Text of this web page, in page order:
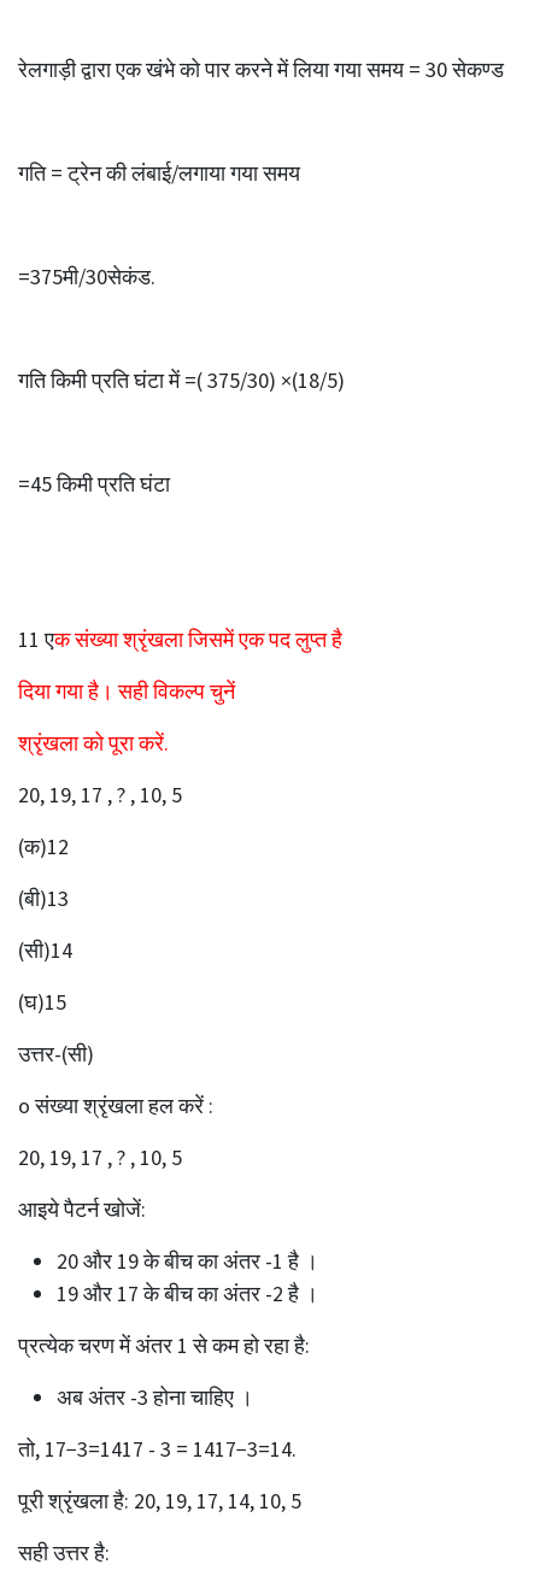
रेलगाड़ी द्वारा एक खंभे को पार करने में लिया गया समय = 30 सेकण्ड
गति = ट्रेन की लंबाई/लगाया गया समय
=375मी/30सेकंड.
गति किमी प्रति घंटा में =( 375/30) ×(18/5)
=45 किमी प्रति घंटा
11 एक संख्या श्रृंखला जिसमें एक पद लुप्त है
दिया गया है। सही विकल्प चुनें
श्रृंखला को पूरा करें.
20, 19, 17 , ? , 10, 5
(क)12
(बी)13
(सी)14
(घ)15
उत्तर-(सी)
o संख्या श्रृंखला हल करें :
20, 19, 17 , ? , 10, 5
आइये पैटर्न खोजें:
20 और 19 के बीच का अंतर -1 है ।
19 और 17 के बीच का अंतर -2 है ।
प्रत्येक चरण में अंतर 1 से कम हो रहा है:
अब अंतर -3 होना चाहिए ।
तो, 17−3=1417 - 3 = 1417−3=14.
पूरी श्रृंखला है: 20, 19, 17, 14, 10, 5
सही उत्तर है: